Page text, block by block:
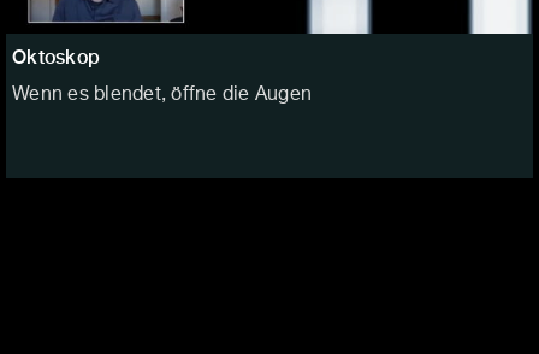
Oktoskop
Wenn es blendet, öffne die Augen